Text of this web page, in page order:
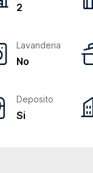
2
Lavanderia
No
Deposito
Si